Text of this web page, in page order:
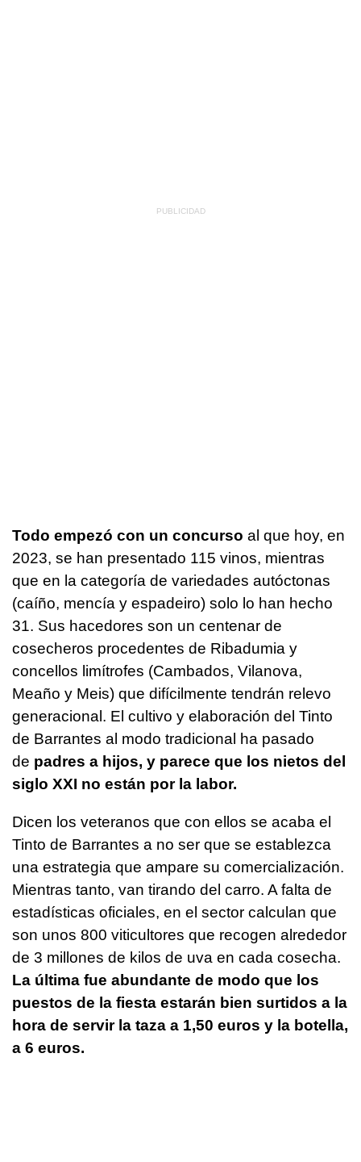
Todo empezó con un concurso al que hoy, en
2023, se han presentado 115 vinos, mientras
que en la categoría de variedades autóctonas
(caíño, mencía y espadeiro) solo lo han hecho
31. Sus hacedores son un centenar de
cosecheros procedentes de Ribadumia y
concellos limítrofes (Cambados, Vilanova,
Meaño y Meis) que difícilmente tendrán relevo
generacional. El cultivo y elaboración del Tinto
de Barrantes al modo tradicional ha pasado
de padres a hijos, y parece que los nietos del
siglo XXI no están por la labor.
Dicen los veteranos que con ellos se acaba el
Tinto de Barrantes a no ser que se establezca
una estrategia que ampare su comercialización.
Mientras tanto, van tirando del carro. A falta de
estadísticas oficiales, en el sector calculan que
son unos 800 viticultores que recogen alrededor
de 3 millones de kilos de uva en cada cosecha.
La última fue abundante de modo que los
puestos de la fiesta estarán bien surtidos a la
hora de servir la taza a 1,50 euros y la botella,
a 6 euros.